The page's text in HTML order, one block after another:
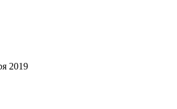
2019